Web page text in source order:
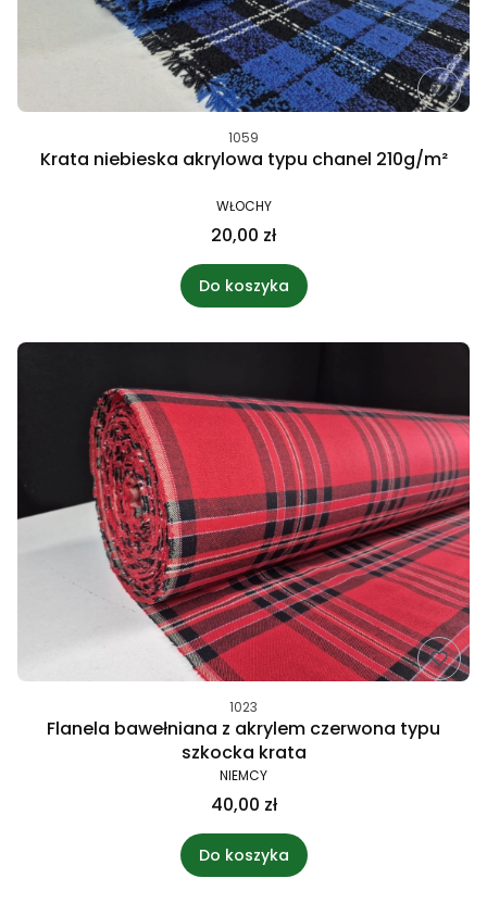
1059
Krata niebieska akrylowa typu chanel 210g/m²
WŁOCHY
20,00 zł
Do koszyka
1023
Flanela bawełniana z akrylem czerwona typu
szkocka krata
NIEMCY
40,00 zł
Do koszyka